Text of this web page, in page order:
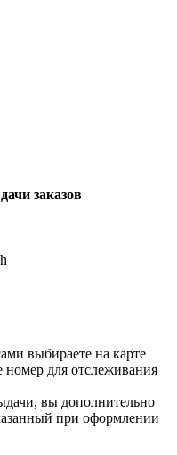
заказов
выбираете на карте
номер для отслеживания
вы дополнительно
при оформлении